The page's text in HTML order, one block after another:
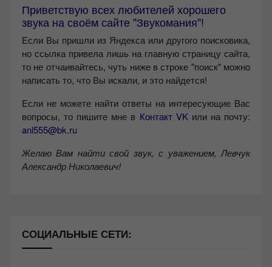
Приветствую всех любителей хорошего
звука на своём сайте "Звукомания"!
Если Вы пришли из Яндекса или другого поисковика,
но ссылка привела лишь на главную страницу сайта,
то не отчаивайтесь, чуть ниже в строке "поиск" можно
написать то, что Вы искали, и это найдется!
Если не можете найти ответы на интересующие Вас
вопросы, то пишите мне в Контакт VKили на почту:
anl555@bk.ru
Желаю Вам найти свой звук, с уважением, Левчук
Александр Николаевич!
СОЦИАЛЬНЫЕ СЕТИ: